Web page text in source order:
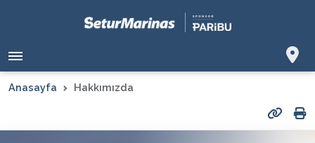
Anasayfa Hakkımızda